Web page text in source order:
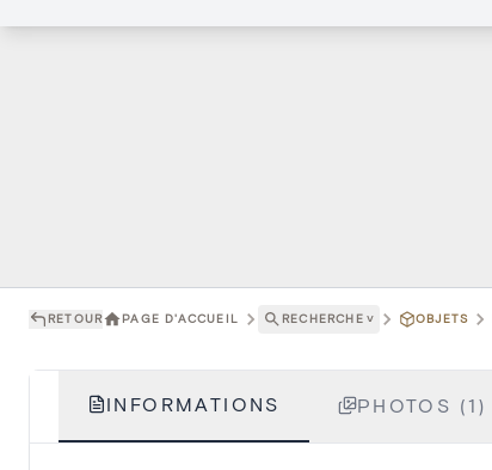
RETOUR PAGE D'ACCUEIL RECHERCHE ˅ OBJETS
INFORMATIONS PHOTOS (1)